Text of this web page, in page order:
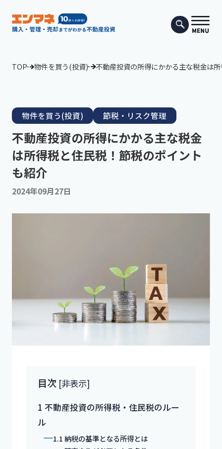
TOP 物件を買う(投資) 不動産投資の所得にかかる主な税金は
物件を買う(投資) 節税・リスク管理
不動産投資の所得にかかる主な税金
は所得税と住民税！節税のポイント
も紹介
2024年09月27日
目次 [非表示]
1 不動産投資の所得税・住民税のルー
ル
1.1納税の基準となる所得とは